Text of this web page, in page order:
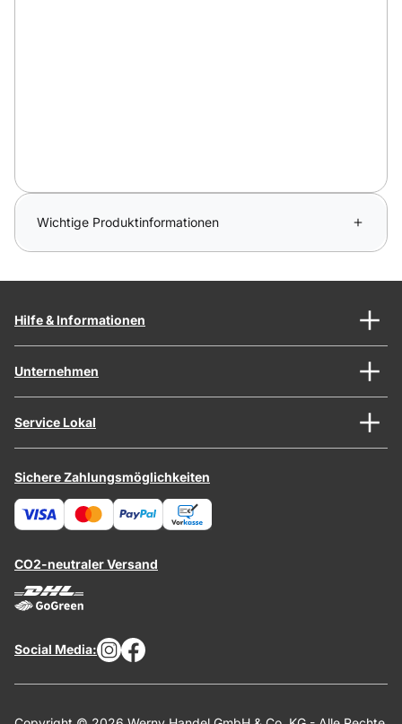
Wichtige Produktinformationen
Hilfe & Informationen
Unternehmen
Service Lokal
Sichere Zahlungsmöglichkeiten
CO2-neutraler Versand
Social Media: